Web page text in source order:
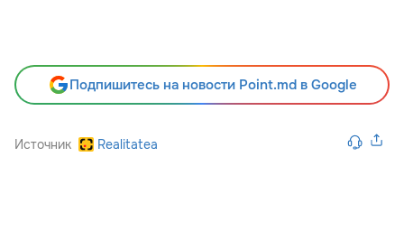
Подпишитесь на новости Point.md в Google
Источник Realitatea